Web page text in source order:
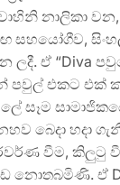
නාලිකා
සහයෝගීව,
ලදී. ඒ “Diva
පවුල් එකට එක්
සෑම
බෙදා හදා
වීම, කිලුටු
නොතබමිණි. ඒ